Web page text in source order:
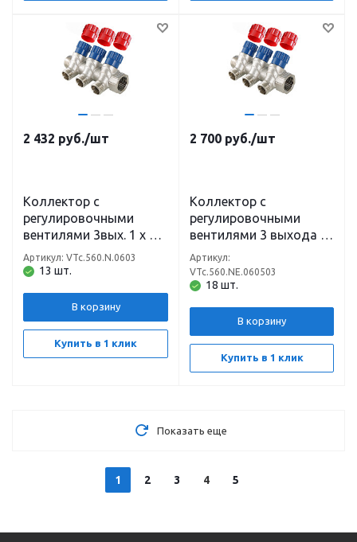
2 432 руб./шт
Коллектор с
регулировочными
вентилями 3вых. 1 х 1/2
(ш) VTm VTc.560.N.0603
Valtec
13 шт.
Артикул: VTc.560.N.0603
В корзину
Купить в 1 клик
2 700 руб./шт
Коллектор с
регулировочными
вентилями 3 выхода 1
х 3/4 Евроконус VTm
VTc.560.NE.060503
Valtec
18 шт.
Артикул:
VTc.560.NE.060503
В корзину
Купить в 1 клик
Показать еще
1 2 3 4 5